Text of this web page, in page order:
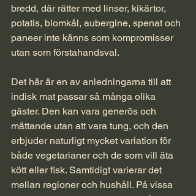
bredd, där rätter med linser, kikärtor,
potatis, blomkål, aubergine, spenat och
paneer inte känns som kompromisser
utan som förstahandsval.
Det här är en av anledningarna till att
indisk mat passar så många olika
gäster. Den kan vara generös och
mättande utan att vara tung, och den
erbjuder naturligt mycket variation för
både vegetarianer och de som vill äta
kött eller fisk. Samtidigt varierar det
mellan regioner och hushåll. På vissa